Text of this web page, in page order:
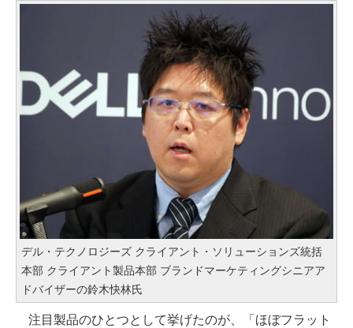
デル・テクノロジーズ クライアント・ソリューションズ統括
本部 クライアント製品本部 ブランドマーケティングシニアア
ドバイザーの鈴木快林氏
注目製品のひとつとして挙げたのが、「ほぼフラット